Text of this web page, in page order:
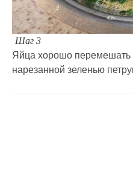
Шаг 3
Яйца хорошо перемешать
нарезанной зеленью